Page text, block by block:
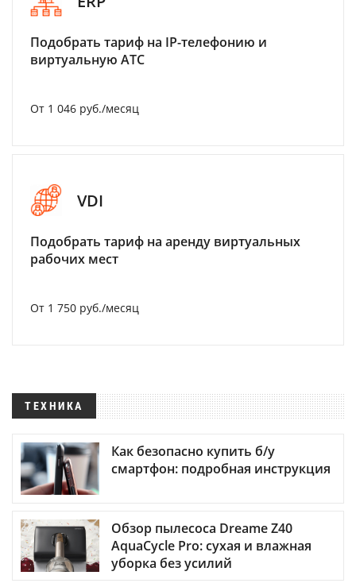
Подобрать тариф на IP-телефонию и
виртуальную АТС
От 1 046 руб./месяц
VDI
Подобрать тариф на аренду виртуальных
рабочих мест
От 1 750 руб./месяц
ТЕХНИКА
Как безопасно купить б/у
смартфон: подробная инструкция
Обзор пылесоса Dreame Z40
AquaCycle Pro: сухая и влажная
уборка без усилий